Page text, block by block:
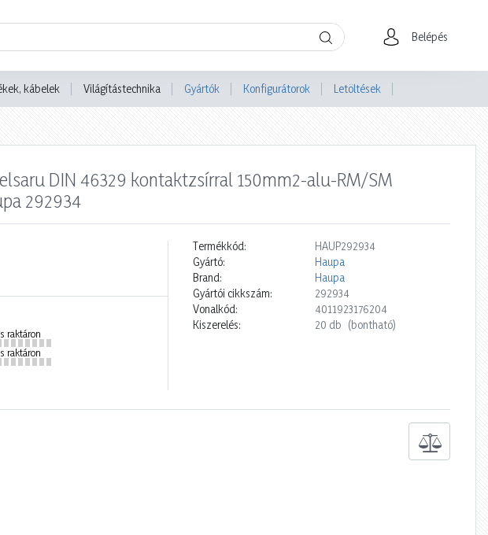
Belépés
kábelek Világítástechnika Gyártók Konfigurátorok Letöltések
DIN 46329 kontaktzsírral 150mm2-alu-RM/SM
292934
raktáron
raktáron
Termékkód:
HAUP292934
Gyártó:
Haupa
Brand:
Haupa
Gyártói cikkszám:
292934
Vonalkód:
4011923176204
Kiszerelés:
20 db (bontható)